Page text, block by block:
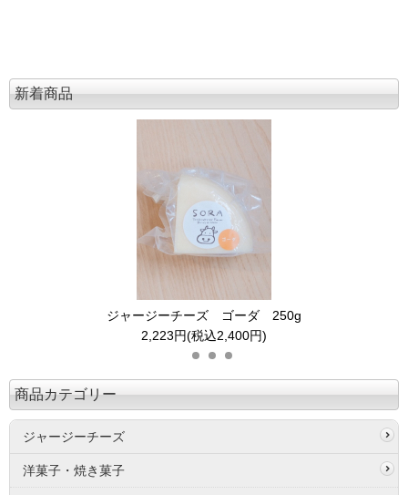
新着商品
ジャージーチーズ ゴーダ 250g
2,223円(税込2,400円)
商品カテゴリー
ジャージーチーズ
洋菓子・焼き菓子